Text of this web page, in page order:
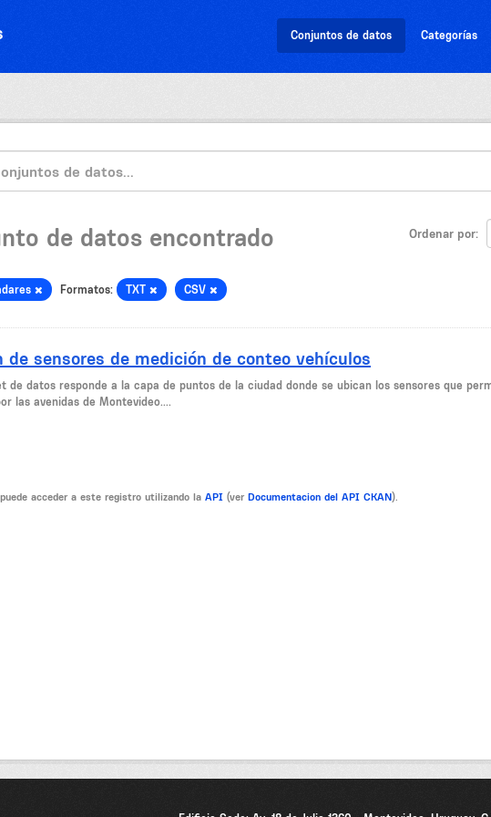
Conjuntos de datos Categorías
Ordenar por
de datos encontrado
Formatos: TXT CSV
de sensores de medición de conteo vehículos
de datos responde a la capa de puntos de la ciudad donde se ubican los sensores que
las avenidas de Montevideo....
acceder a este registro utilizando la API (ver Documentacion del API CKAN).